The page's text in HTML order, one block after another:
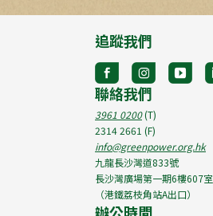
追蹤我們
聯絡我們
3961 0200(T)
2314 2661 (F)
info@greenpower.org.hk
九龍長沙灣道833號
長沙灣廣場第一期6樓607室
（港鐵荔枝角站A出口）